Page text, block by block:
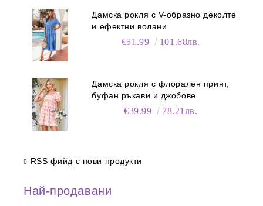
Дамска рокля с V-образно деколте
и ефектни волани
€51.99 101.68лв.
Дамска рокля с флорален принт,
буфан ръкави и джобове
€39.99 78.21лв.
RSS фийд с нови продукти
Най-продавани